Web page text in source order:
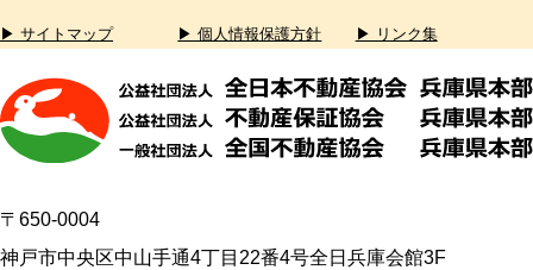
▶ サイトマップ ▶ 個人情報保護方針 ▶ リンク集
〒650-0004
神戸市中央区中山手通4丁目22番4号全日兵庫会館3F